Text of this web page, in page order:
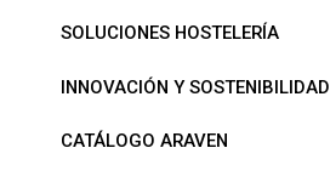
SOLUCIONES HOSTELERÍA
INNOVACIÓN Y SOSTENIBILIDAD
CATÁLOGO ARAVEN